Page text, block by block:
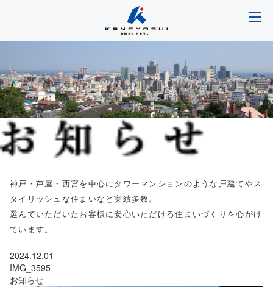
神戸・芦屋・西宮を中心にタワーマンションのような戸建てやス
タイリッシュな住まいなど実績多数。
選んでいただいたお客様に安心いただける住まいづくりを心がけ
ています。
2024.12.01
IMG_3595
お知らせ